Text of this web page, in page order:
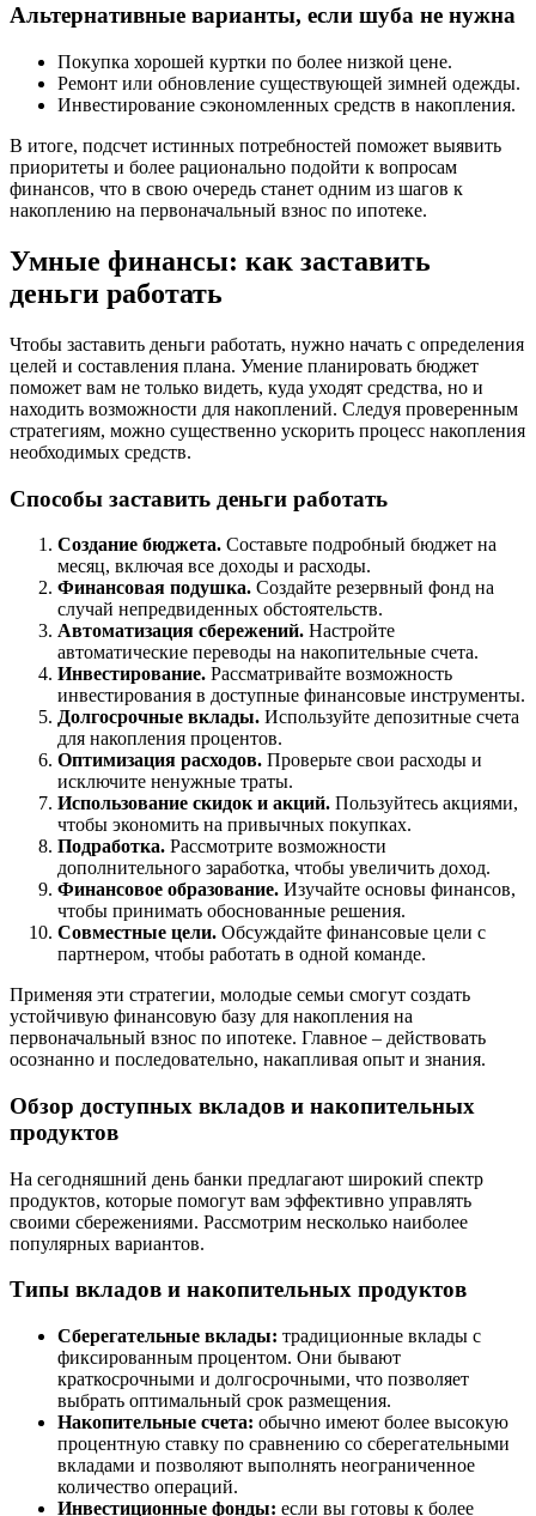
Альтернативные варианты, если шуба не нужна
Покупка хорошей куртки по более низкой цене.
Ремонт или обновление существующей зимней одежды.
Инвестирование сэкономленных средств в накопления.
В итоге, подсчет истинных потребностей поможет выявить
приоритеты и более рационально подойти к вопросам
финансов, что в свою очередь станет одним из шагов к
накоплению на первоначальный взнос по ипотеке.
Умные финансы: как заставить
деньги работать
Чтобы заставить деньги работать, нужно начать с определения
целей и составления плана. Умение планировать бюджет
поможет вам не только видеть, куда уходят средства, но и
находить возможности для накоплений. Следуя проверенным
стратегиям, можно существенно ускорить процесс накопления
необходимых средств.
Способы заставить деньги работать
Создание бюджета. Составьте подробный бюджет на
месяц, включая все доходы и расходы.
Финансовая подушка. Создайте резервный фонд на
случай непредвиденных обстоятельств.
Автоматизация сбережений. Настройте
автоматические переводы на накопительные счета.
Инвестирование. Рассматривайте возможность
инвестирования в доступные финансовые инструменты.
Долгосрочные вклады. Используйте депозитные счета
для накопления процентов.
Оптимизация расходов. Проверьте свои расходы и
исключите ненужные траты.
Использование скидок и акций. Пользуйтесь акциями,
чтобы экономить на привычных покупках.
Подработка. Рассмотрите возможности
дополнительного заработка, чтобы увеличить доход.
Финансовое образование. Изучайте основы финансов,
чтобы принимать обоснованные решения.
Совместные цели. Обсуждайте финансовые цели с
партнером, чтобы работать в одной команде.
Применяя эти стратегии, молодые семьи смогут создать
устойчивую финансовую базу для накопления на
первоначальный взнос по ипотеке. Главное – действовать
осознанно и последовательно, накапливая опыт и знания.
Обзор доступных вкладов и накопительных
продуктов
На сегодняшний день банки предлагают широкий спектр
продуктов, которые помогут вам эффективно управлять
своими сбережениями. Рассмотрим несколько наиболее
популярных вариантов.
Типы вкладов и накопительных продуктов
Сберегательные вклады: традиционные вклады с
фиксированным процентом. Они бывают
краткосрочными и долгосрочными, что позволяет
выбрать оптимальный срок размещения.
Накопительные счета: обычно имеют более высокую
процентную ставку по сравнению со сберегательными
вкладами и позволяют выполнять неограниченное
количество операций.
Инвестиционные фонды: если вы готовы к более